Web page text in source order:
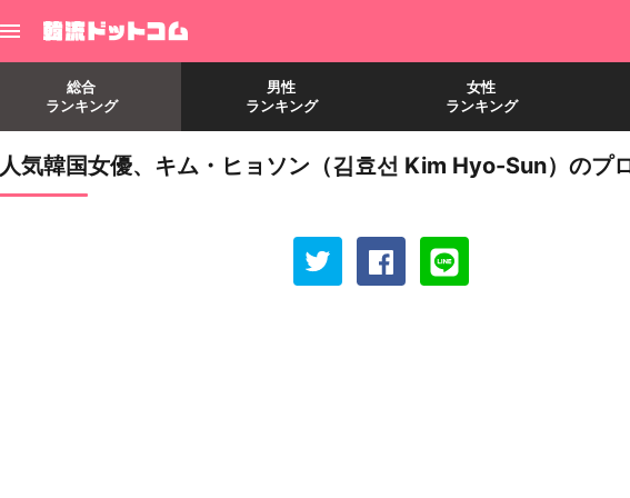
総合
ランキング
男性
ランキング
女性
ランキング
人気韓国女優、キム・ヒョソン（김효선 Kim Hyo-Sun）のプ